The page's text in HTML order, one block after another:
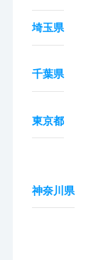
埼玉県
千葉県
東京都
神奈川県